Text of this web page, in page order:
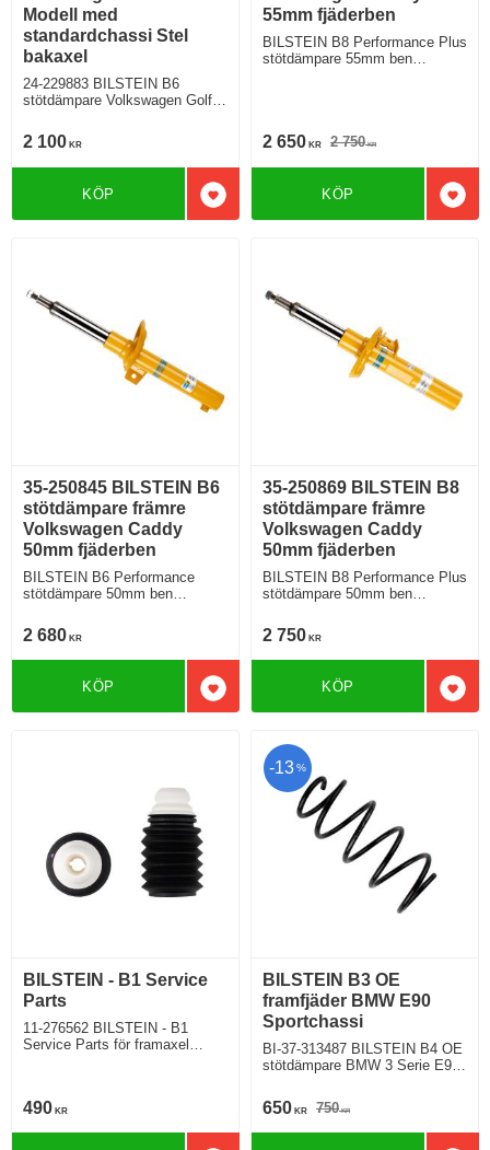
Modell med
standardchassi Stel
bakaxel
24-229883 BILSTEIN B6
stötdämpare Volkswagen Golf 8
bakaxel
2 100 KR
Lägg till i favoriter
KÖP
55mm fjäderben
BILSTEIN B8 Performance Plus
stötdämpare 55mm ben
2 650 KR 2 750KR
KÖP
35-250845 BILSTEIN B6
stötdämpare främre
Volkswagen Caddy
50mm fjäderben
BILSTEIN B6 Performance
stötdämpare 50mm ben
2 680 KR
Lägg till i favoriter
KÖP
35-250869 BILSTEIN B8
stötdämpare främre
Volkswagen Caddy
50mm fjäderben
BILSTEIN B8 Performance Plus
stötdämpare 50mm ben
2 750 KR
KÖP
BILSTEIN - B1 Service
Parts
11-276562 BILSTEIN - B1
Service Parts för framaxel
490 KR
BILSTEIN B3 OE
framfjäder BMW E90
Sportchassi
BI-37-313487 BILSTEIN B4 OE
stötdämpare BMW 3 Serie E90
med sport chassi M Chassi
650 KR 750KR
13%